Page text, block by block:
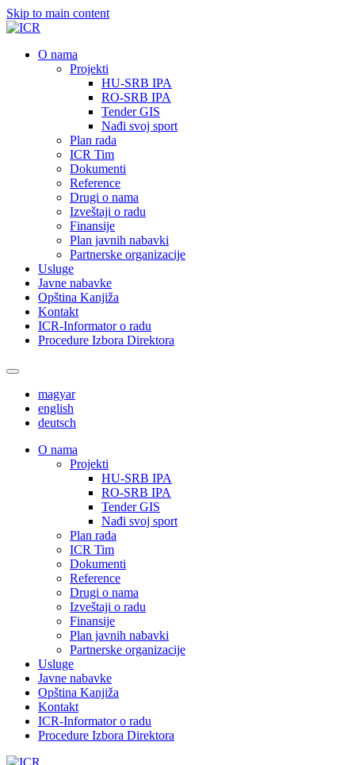
Skip to main content
О nama
Projekti
HU-SRB IPA
RO-SRB IPA
Tender GIS
Nađi svoj sport
Plan rada
ICR Tim
Dokumenti
Reference
Drugi o nama
Izveštaji o radu
Finansije
Plan javnih nabavki
Partnerske organizacije
Usluge
Javne nabavke
Opština Kanjiža
Kontakt
ICR-Informator o radu
Procedure Izbora Direktora
magyar
english
deutsch
О nama
Projekti
HU-SRB IPA
RO-SRB IPA
Tender GIS
Nađi svoj sport
Plan rada
ICR Tim
Dokumenti
Reference
Drugi o nama
Izveštaji o radu
Finansije
Plan javnih nabavki
Partnerske organizacije
Usluge
Javne nabavke
Opština Kanjiža
Kontakt
ICR-Informator o radu
Procedure Izbora Direktora